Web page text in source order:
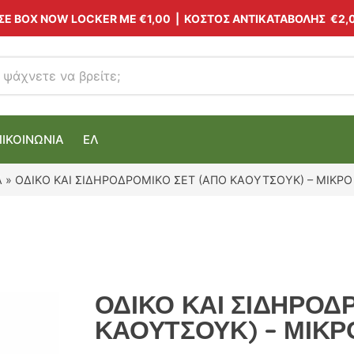
NOW LOCKER ΜΕ €1,00 | ΚΟΣΤΟΣ ΑΝΤΙΚΑΤΑΒΟΛΗΣ
ΕΛ
» ΟΔΙΚΟ ΚΑΙ ΣΙΔΗΡΟΔΡΟΜΙΚΟ ΣΕΤ (ΑΠΟ ΚΑΟΥΤΣΟΥΚ) – ΜΙΚΡΟ
ΟΔΙΚΟ ΚΑΙ
ΚΑΟΥΤΣΟΥΚ) –